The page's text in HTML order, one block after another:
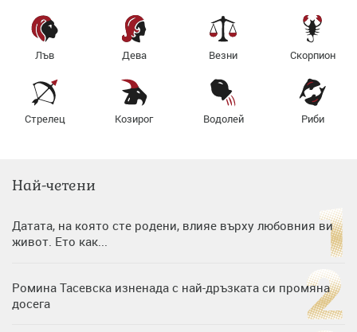
Лъв Дева Везни Скорпион
Стрелец Козирог Водолей Риби
Най-четени
Датата, на която сте родени, влияе върху любовния ви
живот. Ето как...
Ромина Тасевска изненада с най-дръзката си промяна
досега